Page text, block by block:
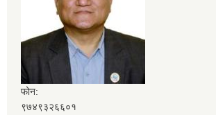
फोन:
९७४९३२६६०१